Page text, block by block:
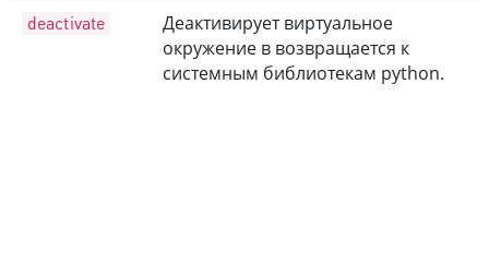
deactivate
Деактивирует виртуальное
окружение в возвращается к
системным библиотекам python.